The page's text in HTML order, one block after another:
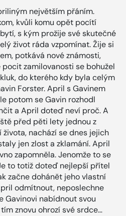
největším přáním.
kvůli komu opět pocítí
s kým prožije své skutečné
život ráda vzpomínat. Žije si
potkává nové známosti,
zamilovanosti se bohužel
do kterého kdy byla celým
Forster. April s Gavinem
potom se Gavin rozhodl
a April doteď neví proč. A
před pěti lety jednou z
nachází se dnes jejich
jen zlost a zklamání. April
zapomněla. Jenomže to se
to totiž doteď nejlepší přítel
začne dohánět jeho vlastní
odmítnout, neposlechne
Gavinovi nabídnout svou
znovu ohrozí své srdce…